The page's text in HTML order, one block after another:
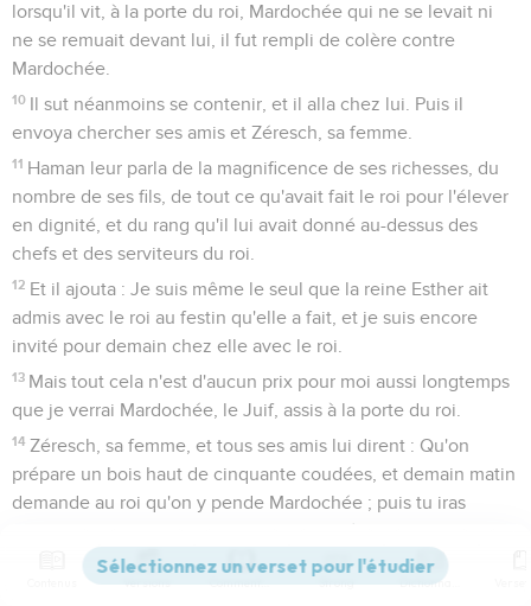
lorsqu'il vit, à la porte du roi, Mardochée qui ne se levait ni
ne se remuait devant lui, il fut rempli de colère contre
Mardochée.
10 Il sut néanmoins se contenir, et il alla chez lui. Puis il
envoya chercher ses amis et Zéresch, sa femme.
11 Haman leur parla de la magnificence de ses richesses, du
nombre de ses fils, de tout ce qu'avait fait le roi pour l'élever
en dignité, et du rang qu'il lui avait donné au-dessus des
chefs et des serviteurs du roi.
12 Et il ajouta : Je suis même le seul que la reine Esther ait
admis avec le roi au festin qu'elle a fait, et je suis encore
invité pour demain chez elle avec le roi.
13 Mais tout cela n'est d'aucun prix pour moi aussi longtemps
que je verrai Mardochée, le Juif, assis à la porte du roi.
14 Zéresch, sa femme, et tous ses amis lui dirent : Qu'on
prépare un bois haut de cinquante coudées, et demain matin
demande au roi qu'on y pende Mardochée ; puis tu iras
préparer le bois.
Versions Commentaires Strong